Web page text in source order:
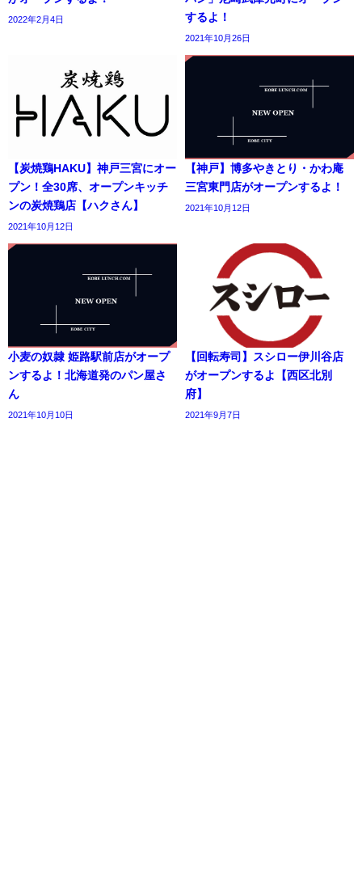
2022年2月4日
するよ！
2021年10月26日
【炭焼鶏HAKU】神戸三宮にオー
プン！全30席、オープンキッチ
ンの炭焼鶏店【ハクさん】
2021年10月12日
【神戸】博多やきとり・かわ庵
三宮東門店がオープンするよ！
2021年10月12日
小麦の奴隷 姫路駅前店がオープ
ンするよ！北海道発のパン屋さ
ん
2021年10月10日
【回転寿司】スシロー伊川谷店
がオープンするよ【西区北別
府】
2021年9月7日